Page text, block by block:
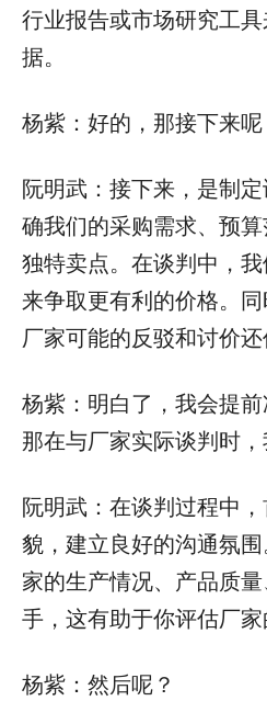
行业报告或市场研究工
据。
杨紫：好的，那接下来呢
阮明武：接下来，是制
确我们的采购需求、预
独特卖点。在谈判中，
来争取更有利的价格。
厂家可能的反驳和讨价还
杨紫：明白了，我会提前
那在与厂家实际谈判时
阮明武：在谈判过程中
貌，建立良好的沟通氛
家的生产情况、产品质
手，这有助于你评估厂家
杨紫：然后呢？